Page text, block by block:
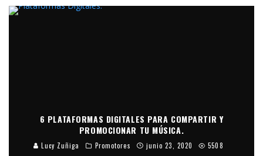
6 PLATAFORMAS DIGITALES PARA COMPARTIR Y
PROMOCIONAR TU MÚSICA.
Lucy Zuñiga Promotores junio 23, 2020 5508